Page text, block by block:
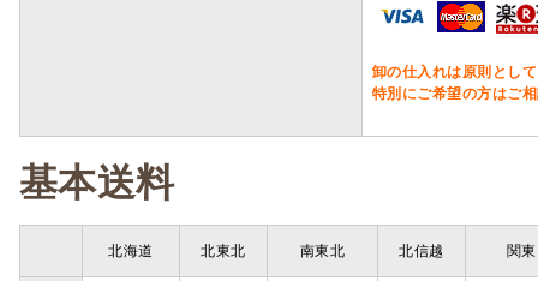
卸の仕入れは原則とし
特別にご希望の方はご
基本送料
北海道 北東北 南東北 北信越 関東